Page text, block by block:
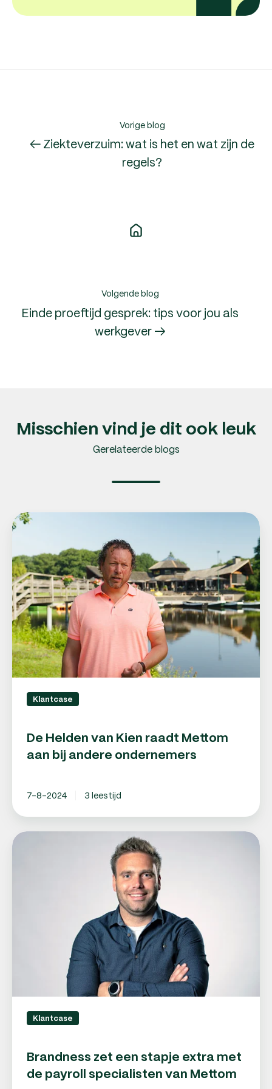
Vorige blog
← Ziekteverzuim: wat is het en wat zijn de
regels?
Volgende blog
Einde proeftijd gesprek: tips voor jou als
werkgever →
Misschien vind je dit ook leuk
Gerelateerde blogs
De
Helden
Kien
raadt
Mettom
aan
bij
andere
ondernemers
Klantcase
De Helden van Kien raadt Mettom
aan bij andere ondernemers
7-8-2024 3 leestijd
Brandness
Klantcase
Brandness zet een stapje extra met
de payroll specialisten van Mettom